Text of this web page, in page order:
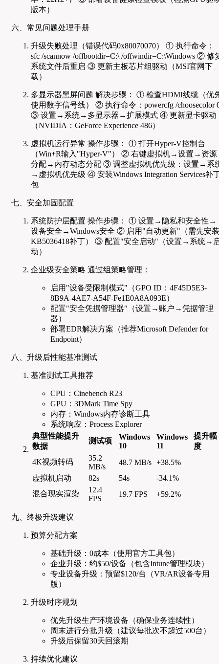
版本）
六、常见问题处理手册
升级失败处理（错误代码0x80070070） ① 执行命令：
sfc /scannow /offbootdir=C:\ /offwindir=C:\Windows ② 修
系统文件后重启 ③ 更新主板芯片组驱动（MSI官网下
载）
多显示器黑屏问题 解决步骤： ① 检查HDMI线缆（优
使用数字信号线） ② 执行命令：powercfg /choosecolor
③ 设置→系统→多显示器→扩展模式 ④ 更新显卡驱动
（NVIDIA：GeForce Experience 486）
虚拟机运行异常 操作步骤： ① 打开Hyper-V控制台
（Win+R输入"Hyper-V"） ② 右键虚拟机→设置→资源
分配→内存动态分配 ③ 调整虚拟机优先级：设置→系
→虚拟机优先级 ④ 安装Windows Integration Services补
包
七、安全加固配置
系统防护层配置 操作步骤： ① 设置→隐私和安全性→
设备安全→Windows安全 ② 启用"自动更新"（需先安装
KB5036418补丁） ③ 配置"安全启动"（设置→系统→
动）
企业级安全策略 通过组策略管理：
启用"设备受限制模式"（GPO ID：4F45D5E3-
8B9A-4AE7-A54F-Fe1E0A8A093E）
配置"安全凭据管理器"（设置→账户→凭据管理
器）
部署EDR解决方案（推荐Microsoft Defender for
Endpoint）
八、升级后性能基准测试
基准测试工具推荐
CPU：Cinebench R23
GPU：3DMark Time Spy
内存：Windows内存诊断工具
系统响应：Process Explorer
典型性能提升
数据
测试项
Windows
10
Windows
11
提升幅
度
4K视频转码
35.2
MB/s
48.7 MB/s +38.5%
虚拟机启动
82s 54s
-34.1%
混合现实渲染
12.4
FPS
19.7 FPS +59.2%
九、终极升级建议
预算分配方案
基础升级：0成本（使用官方工具包）
企业升级：约$50/设备（包含Intune管理模块）
专业设备升级：预留$120/台（VR/AR设备专用
版）
升级时序规划
优先升级生产环境设备（确保业务连续性）
周末进行分批升级（建议每批次不超过500台）
升级后保留30天回滚期
持续优化建议